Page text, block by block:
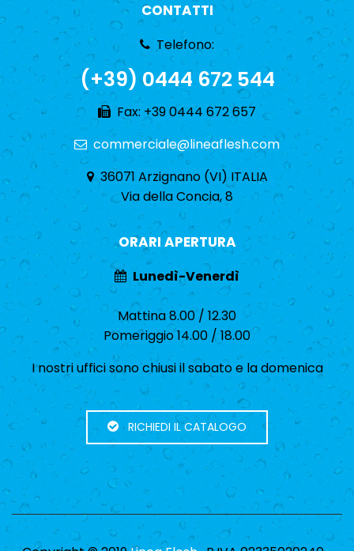
CONTATTI
Telefono:
(+39) 0444 672 544
Fax: +39 0444 672 657
commerciale@lineaflesh.com
36071 Arzignano (VI) ITALIA
Via della Concia, 8
ORARI APERTURA
Lunedì-Venerdì
Mattina 8.00 / 12.30
Pomeriggio 14.00 / 18.00
I nostri uffici sono chiusi il sabato e la domenica
RICHIEDI IL CATALOGO